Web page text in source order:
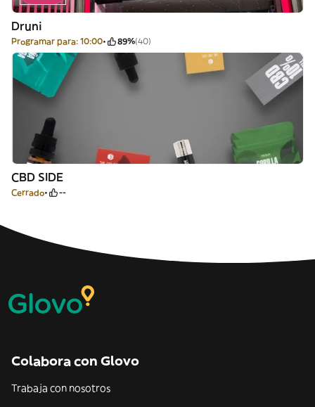
Druni
Programar para: 10:00 89%(40)
CBD SIDE
Cerrado --
Colabora con Glovo
Trabaja con nosotros